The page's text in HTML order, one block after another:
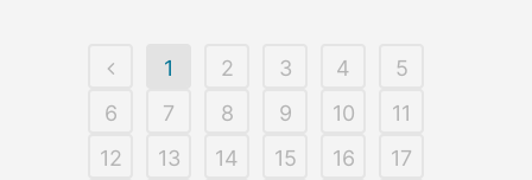
1 2 3 4
5
6
7 8 9 10
11
12
13 14 15 16
17